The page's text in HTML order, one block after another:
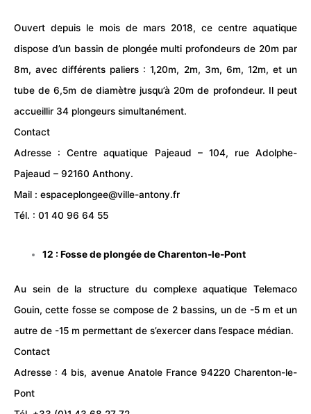
Ouvert depuis le mois de mars 2018, ce centre aquatique
dispose d’un bassin de plongée multi profondeurs de 20m par
8m, avec différents paliers : 1,20m, 2m, 3m, 6m, 12m, et un
tube de 6,5m de diamètre jusqu’à 20m de profondeur. Il peut
accueillir 34 plongeurs simultanément.
Contact
Adresse :Centre aquatique Pajeaud – 104, rue Adolphe-
Pajeaud – 92160 Anthony.
Mail : espaceplongee@ville-antony.fr
Tél. : 01 40 96 64 55
12 : Fosse de plongée deCharenton-le-Pont
Au sein de la structure du complexe aquatique Telemaco
Gouin, cette fosse se compose de 2 bassins, un de -5 m et un
autre de -15 m permettant de s’exercer dans l’espace médian.
Contact
Adresse : 4 bis, avenue Anatole France 94220 Charenton-le-
Pont